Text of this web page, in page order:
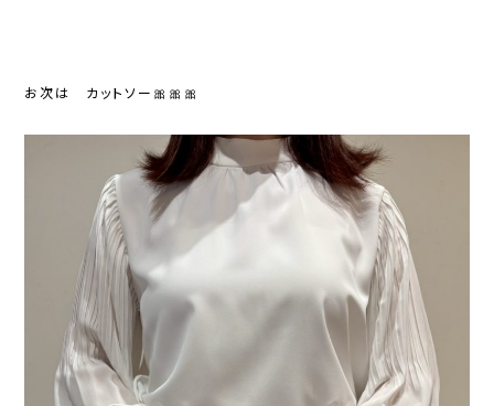
お次は カットソー🎀🎀🎀